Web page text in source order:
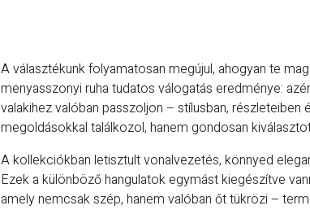
A választékunk folyamatosan megújul, ahogyan te
menyasszonyi ruha tudatos válogatás eredménye:
valakihez valóban passzoljon – stílusban,
megoldásokkal találkozol, hanem gondosan
A kollekciókban letisztult vonalvezetés, könnyed
Ezek a különböző hangulatok egymást kiegészítve
amely nemcsak szép, hanem valóban őt tükrözi –